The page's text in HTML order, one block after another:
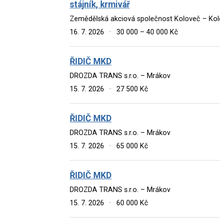
stájník, krmivář
Zemědělská akciová společnost Koloveč –
16. 7. 2026
· 30 000 – 40 000 Kč
ŘIDIČ MKD
DROZDA TRANS s.r.o. – Mrákov
15. 7. 2026
· 27 500 Kč
ŘIDIČ MKD
DROZDA TRANS s.r.o. – Mrákov
15. 7. 2026
· 65 000 Kč
ŘIDIČ MKD
DROZDA TRANS s.r.o. – Mrákov
15. 7. 2026
· 60 000 Kč